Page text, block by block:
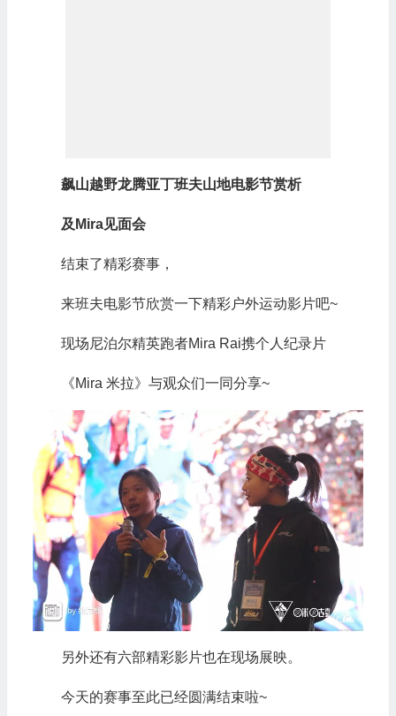
飙山越野龙腾亚丁班夫山地电影节赏析
及Mira见面会
结束了精彩赛事，
来班夫电影节欣赏一下精彩户外运动影片吧~
现场尼泊尔精英跑者Mira Rai携个人纪录片
《Mira 米拉》与观众们一同分享~